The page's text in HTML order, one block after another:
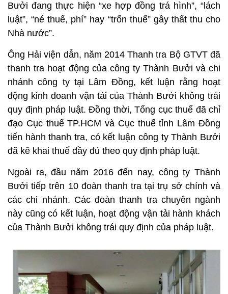
Bưởi đang thực hiện “xe hợp đồng trá hình”, “lách
luật”, “né thuế, phí” hay “trốn thuế” gây thất thu cho
Nhà nước”.
Ông Hải viện dẫn, năm 2014 Thanh tra Bộ GTVT đã
thanh tra hoạt động của công ty Thành Bưởi và chi
nhánh công ty tại Lâm Đồng, kết luận rằng hoạt
động kinh doanh vận tải của Thành Bưởi không trái
quy định pháp luật. Đồng thời, Tổng cục thuế đã chỉ
đạo Cục thuế TP.HCM và Cục thuế tỉnh Lâm Đồng
tiến hành thanh tra, có kết luận công ty Thành Bưởi
đã kê khai thuế đầy đủ theo quy định pháp luật.
Ngoài ra, đầu năm 2016 đến nay, công ty Thành
Bưởi tiếp trên 10 đoàn thanh tra tại trụ sở chính và
các chi nhánh. Các đoàn thanh tra chuyên ngành
này cũng có kết luận, hoạt động vận tải hành khách
của Thành Bưởi không trái quy định của pháp luật.